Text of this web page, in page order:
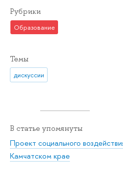
Рубрики
Образование
Темы
дискуссии
В статье упомянуты
Проект социального
Камчатском крае